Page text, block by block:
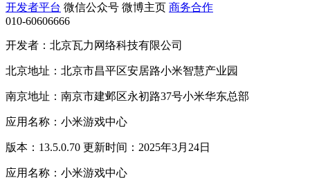
开发者平台 微信公众号 微博主页 商务合作
010-60606666
开发者：北京瓦力网络科技有限公司
北京地址：北京市昌平区安居路小米智慧产业园
南京地址：南京市建邺区永初路37号小米华东总部
应用名称：小米游戏中心
版本：13.5.0.70 更新时间：2025年3月24日
应用名称：小米游戏中心